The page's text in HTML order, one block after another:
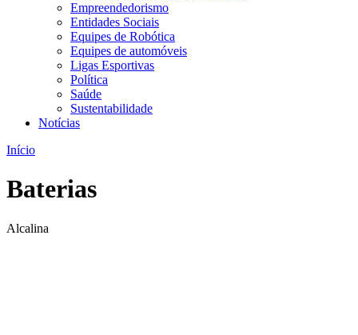
Empreendedorismo
Entidades Sociais
Equipes de Robótica
Equipes de automóveis
Ligas Esportivas
Política
Saúde
Sustentabilidade
Notícias
Início
Baterias
Alcalina